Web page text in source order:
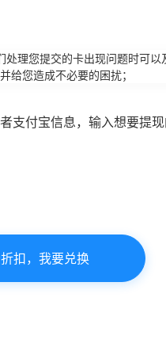
理您提交的卡出现问题时可以
给您造成不必要的困扰；
支付宝信息，输入想要提
扣，我要兑换